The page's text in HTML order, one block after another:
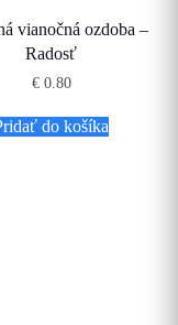
vianočná ozdoba –
Radosť
€0.80
do košíka